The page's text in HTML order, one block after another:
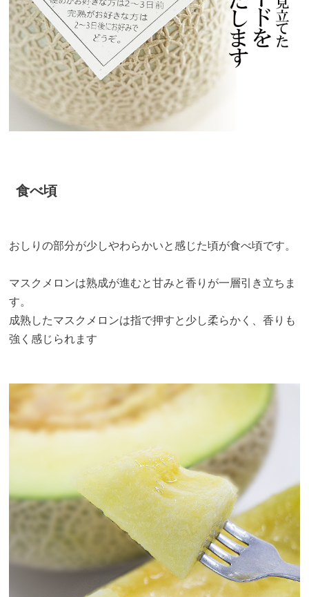
食べ頃
おしりの部分が少しやわらかいと感じた頃が食べ頃です。
マスクメロンは熟成が進むと甘みと香りが一層引き立ちま
す。
成熟したマスクメロンは指で押すと少し柔らかく、香りも
強く感じられます